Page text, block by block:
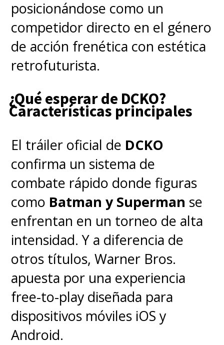
posicionándose como un
competidor directo en el género
de acción frenética con estética
retrofuturista.
¿Qué esperar de DCKO?
Características principales
El tráiler oficial de DCKO
confirma un sistema de
combate rápido donde figuras
como Batman y Superman se
enfrentan en un torneo de alta
intensidad. Y a diferencia de
otros títulos, Warner Bros.
apuesta por una experiencia
free-to-play diseñada para
dispositivos móviles iOS y
Android.